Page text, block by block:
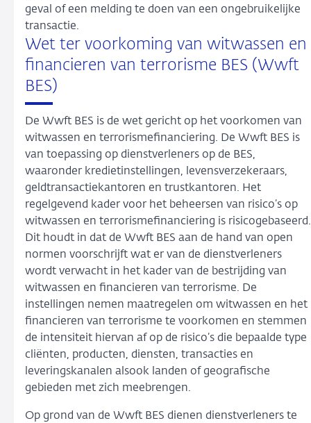
geval of een melding te doen van een ongebruikelijke
transactie.
Wet ter voorkoming van witwassen en
financieren van terrorisme BES (Wwft
BES)
De Wwft BES is de wet gericht op het voorkomen van
witwassen en terrorismefinanciering. De Wwft BES is
van toepassing op dienstverleners op de BES,
waaronder kredietinstellingen, levensverzekeraars,
geldtransactiekantoren en trustkantoren. Het
regelgevend kader voor het beheersen van risico’s op
witwassen en terrorismefinanciering is risicogebaseerd.
Dit houdt in dat de Wwft BES aan de hand van open
normen voorschrijft wat er van de dienstverleners
wordt verwacht in het kader van de bestrijding van
witwassen en financieren van terrorisme. De
instellingen nemen maatregelen om witwassen en het
financieren van terrorisme te voorkomen en stemmen
de intensiteit hiervan af op de risico’s die bepaalde type
cliënten, producten, diensten, transacties en
leveringskanalen alsook landen of geografische
gebieden met zich meebrengen.
Op grond van de Wwft BES dienen dienstverleners te